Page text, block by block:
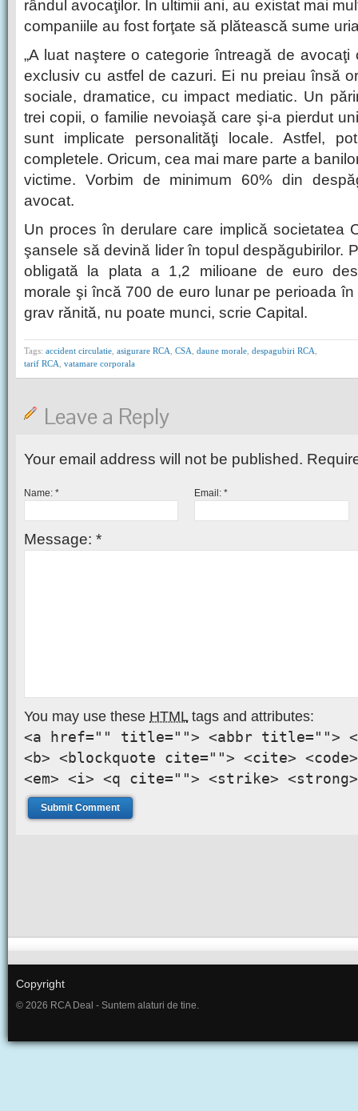
rândul avocaţilor. În ultimii ani, au existat mai
companiile au fost forţate să plătească sume
„A luat naştere o categorie întreagă de
exclusiv cu astfel de cazuri. Ei nu preiau însă
sociale, dramatice, cu impact mediatic. Un
trei copii, o familie nevoiaşă care şi-a pierdut
sunt implicate personalităţi locale. Astfel,
completele. Oricum, cea mai mare parte a
victime. Vorbim de minimum 60% din
avocat.
Un proces în derulare care implică societatea
şansele să devină lider în topul despăgubirilor.
obligată la plata a 1,2 mi­lioane de euro
morale şi încă 700 de euro lunar pe perioada
grav rănită, nu poate munci, scrie Capital.
Tags: accident circulatie asigurare RCA CSA daune morale despagubiri RCA
tarif RCA vatamare corporala
Leave a Reply
Your email address will not be published.
Name: * Email:*
Message: *
You may use these HTMLtags and attributes:
<a href="" title=""> <abbr title="">
<b> <blockquote cite=""> <cite>
<em> <i> <q cite=""> <strike> <strong>
Copyright
© 2026 RCA Deal - Suntem alaturi de tine.